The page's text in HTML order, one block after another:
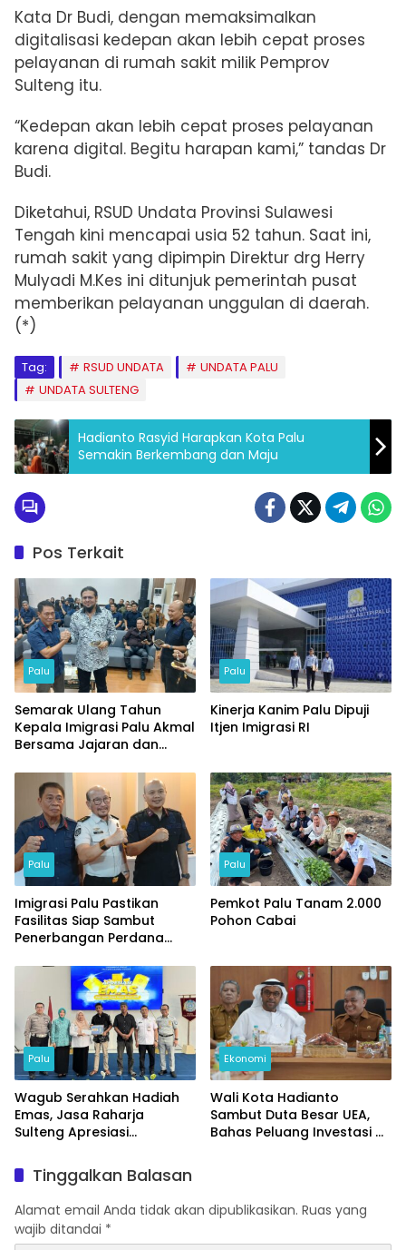
Kata Dr Budi, dengan memaksimalkan
digitalisasi kedepan akan lebih cepat proses
pelayanan di rumah sakit milik Pemprov
Sulteng itu.
“Kedepan akan lebih cepat proses pelayanan
karena digital. Begitu harapan kami,” tandas Dr
Budi.
Diketahui, RSUD Undata Provinsi Sulawesi
Tengah kini mencapai usia 52 tahun. Saat ini,
rumah sakit yang dipimpin Direktur drg Herry
Mulyadi M.Kes ini ditunjuk pemerintah pusat
memberikan pelayanan unggulan di daerah.
(*)
Tag: RSUD UNDATA
UNDATA PALU
UNDATA SULTENG
Hadianto Rasyid Harapkan Kota Palu
Semakin Berkembang dan Maju
Pos Terkait
Palu
Semarak Ulang Tahun
Kepala Imigrasi Palu Akmal
Bersama Jajaran dan
Palu
Kinerja Kanim Palu Dipuji
Itjen Imigrasi RI
Palu
Imigrasi Palu Pastikan
Fasilitas Siap Sambut
Penerbangan Perdana
Palu
Pemkot Palu Tanam 2.000
Pohon Cabai
Palu
Wagub Serahkan Hadiah
Emas, Jasa Raharja
Sulteng Apresiasi
Ekonomi
Wali Kota Hadianto
Sambut Duta Besar UEA,
Bahas Peluang Investasi di
Tinggalkan Balasan
Alamat email Anda tidak akan dipublikasikan. Ruas yang
wajib ditandai *